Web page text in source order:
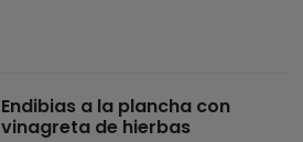
Endibias a la plancha con
vinagreta de hierbas